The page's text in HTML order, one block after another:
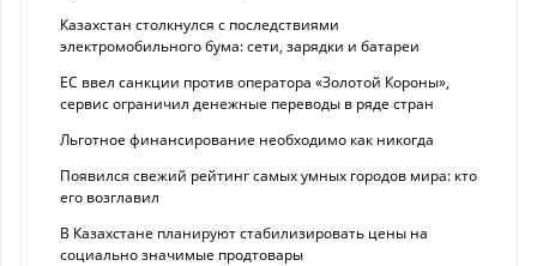
Казахстан столкнулся с последствиями
электромобильного бума: сети, зарядки и батареи
ЕС ввел санкции против оператора «Золотой Короны»,
сервис ограничил денежные переводы в ряде стран
Льготное финансирование необходимо как никогда
Появился свежий рейтинг самых умных городов мира: кто
его возглавил
В Казахстане планируют стабилизировать цены на
социально значимые продтовары